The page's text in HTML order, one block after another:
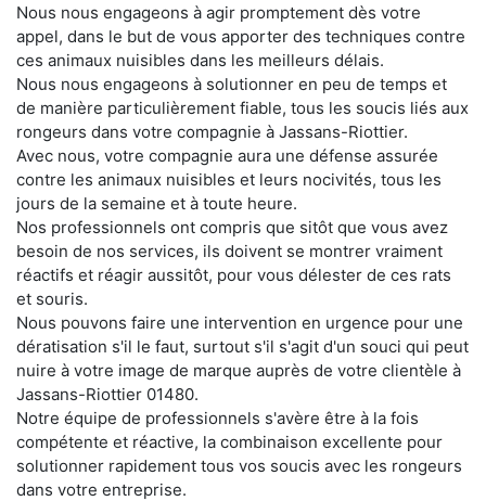
Nous nous engageons à agir promptement dès votre
appel, dans le but de vous apporter des techniques contre
ces animaux nuisibles dans les meilleurs délais.
Nous nous engageons à solutionner en peu de temps et
de manière particulièrement fiable, tous les soucis liés aux
rongeurs dans votre compagnie à Jassans-Riottier.
Avec nous, votre compagnie aura une défense assurée
contre les animaux nuisibles et leurs nocivités, tous les
jours de la semaine et à toute heure.
Nos professionnels ont compris que sitôt que vous avez
besoin de nos services, ils doivent se montrer vraiment
réactifs et réagir aussitôt, pour vous délester de ces rats
et souris.
Nous pouvons faire une intervention en urgence pour une
dératisation s'il le faut, surtout s'il s'agit d'un souci qui peut
nuire à votre image de marque auprès de votre clientèle à
Jassans-Riottier 01480.
Notre équipe de professionnels s'avère être à la fois
compétente et réactive, la combinaison excellente pour
solutionner rapidement tous vos soucis avec les rongeurs
dans votre entreprise.